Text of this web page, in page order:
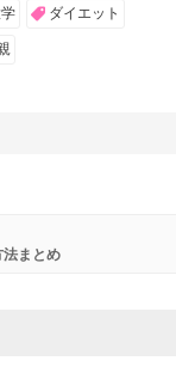
ダイエット
まとめ